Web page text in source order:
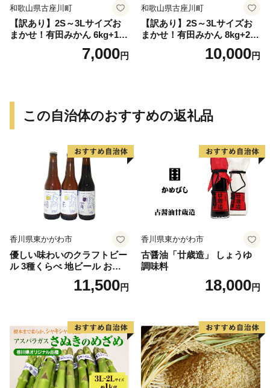
和歌山県古座川町
【訳あり】2S～3Lサイズお
まかせ！有田みかん 6kg+1kg
保証分 11月から12月下旬ま
でに順次発送致します。 / 訳
7,000円
和歌山県古座川町
【訳あり】2S～3Lサイズお
まかせ！有田みかん 8kg+2kg
保証分 11月から12月下旬ま
でに順次発送致します。 / 訳
10,000円
この自治体のおすすめの返礼品
香川県東かがわ市
優しい味わいのクラフトビー
ル 3種くらべ 地ビール お酒
11,500円
香川県東かがわ市
古醤油「廿歳造」 しょうゆ
調味料
18,000円